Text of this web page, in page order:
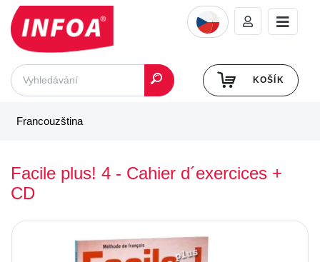
KOŠÍK
Francouzština
Facile plus! 4 - Cahier d´exercices +
CD